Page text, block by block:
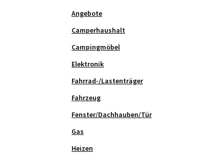
Angebote
Camperhaushalt
Campingmöbel
Elektronik
Fahrrad-/Lastenträger
Fahrzeug
Fenster/Dachhauben/Tür
Gas
Heizen